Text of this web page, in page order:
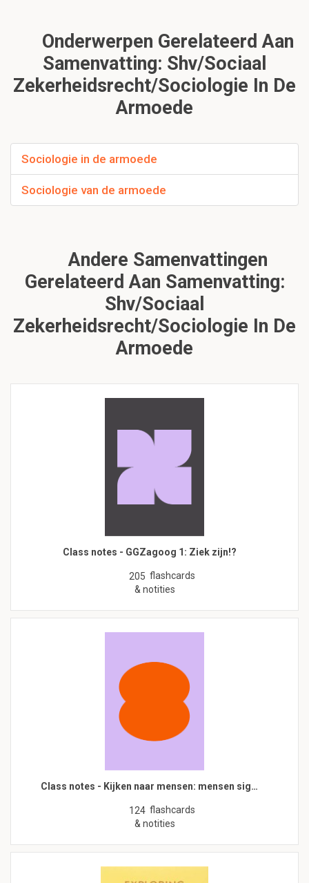
Onderwerpen Gerelateerd Aan
Samenvatting: Shv/sociaal
Zekerheidsrecht/sociologie In De
Armoede
Sociologie in de armoede
Sociologie van de armoede
Andere Samenvattingen
Gerelateerd Aan Samenvatting:
Shv/sociaal
Zekerheidsrecht/sociologie In De
Armoede
Class notes - GGZagoog 1: Ziek zijn!?
205 flashcards
& notities
Class notes - Kijken naar mensen: mensen sig…
124 flashcards
& notities